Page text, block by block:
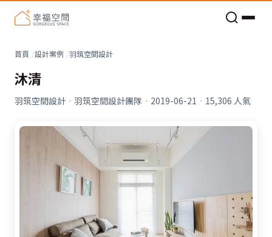
首頁 設計案例 羽筑空間設計
沐清
羽筑空間設計 · 羽筑空間設計團隊 · 2019-06-21 · 15,306 人氣